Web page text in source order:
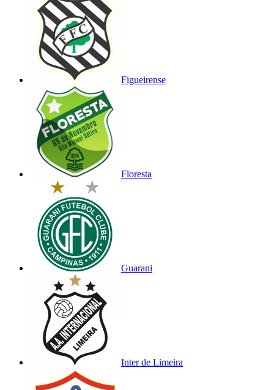
Figueirense
Floresta
Guarani
Inter de Limeira